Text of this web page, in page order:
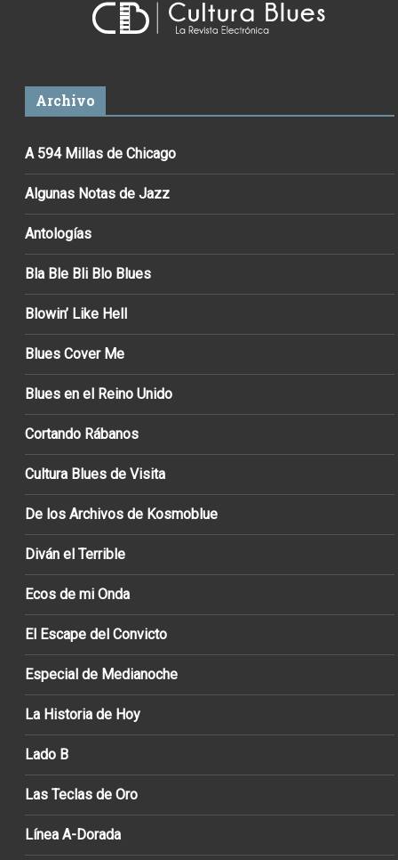
Archivo
A 594 Millas de Chicago
Algunas Notas de Jazz
Antologías
Bla Ble Bli Blo Blues
Blowin’ Like Hell
Blues Cover Me
Blues en el Reino Unido
Cortando Rábanos
Cultura Blues de Visita
De los Archivos de Kosmoblue
Diván el Terrible
Ecos de mi Onda
El Escape del Convicto
Especial de Medianoche
La Historia de Hoy
Lado B
Las Teclas de Oro
Línea A-Dorada